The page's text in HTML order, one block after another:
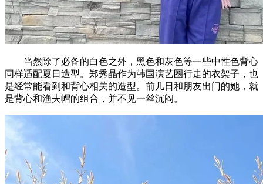
当然除了必备的白色之外，黑色和灰色等一些中性色背心
同样适配夏日造型。郑秀晶作为韩国演艺圈行走的衣架子，也
是经常能看到和背心相关的造型。前几日和朋友出门的她，就
是背心和渔夫帽的组合，并不见一丝沉闷。